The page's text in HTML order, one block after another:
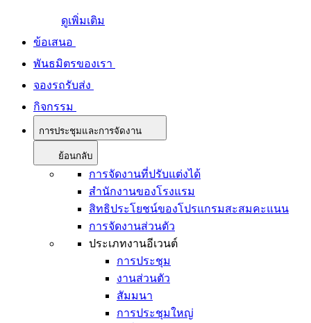
ดูเพิ่มเติม
ข้อเสนอ
พันธมิตรของเรา
จองรถรับส่ง
กิจกรรม
การประชุมและการจัดงาน
ย้อนกลับ
การจัดงานที่ปรับแต่งได้
สำนักงานของโรงแรม
สิทธิประโยชน์ของโปรแกรมสะสมคะแนน
การจัดงานส่วนตัว
ประเภทงานอีเวนต์
การประชุม
งานส่วนตัว
สัมมนา
การประชุมใหญ่